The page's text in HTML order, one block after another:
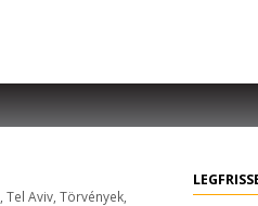
Tel Aviv Törvények